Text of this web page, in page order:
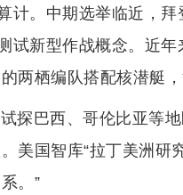
计。中期选举临近，
试新型作战概念。近年
栖编队搭配核潜艇，
探巴西、哥伦比亚等
美国智库“拉丁美洲研
。”